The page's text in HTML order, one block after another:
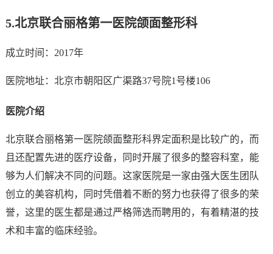
5.北京联合丽格第一医院颌面整形科
成立时间：2017年
医院地址：北京市朝阳区广渠路37号院1号楼106
医院介绍
北京联合丽格第一医院颌面整形科界定面积是比较广的，而
且还配置先进的医疗设备，同时开展了很多的整容科室，能
够为人们解决不同的问题。这家医院是一家由强大医生团队
创立的美容机构，同时凭借着不断的努力也获得了很多的荣
誉，这里的医生都是通过严格筛选而聘用的，有着精湛的技
术和丰富的临床经验。